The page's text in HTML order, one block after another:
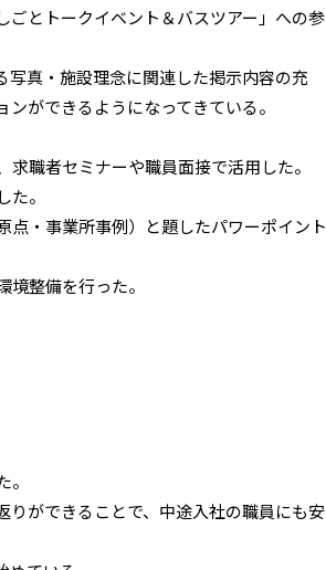
ごとトークイベント＆バスツアー」への参
真・施設理念に関連した掲示内容の充
ができるようになってきている。
職者セミナーや職員面接で活用した。
。
点・事業所事例）と題したパワーポイント
整備を行った。
りができることで、中途入社の職員にも安